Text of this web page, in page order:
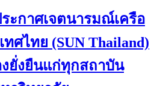
ะกาศเจตนารมณ์เครือ
ศไทย (SUN Thailand)
ยั่งยืนแก่ทุกสถาบัน